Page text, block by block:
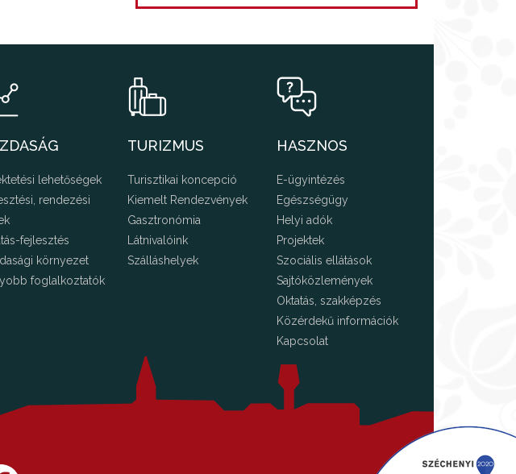
lehetőségek
rendezési
fejlesztés
környezet
foglalkoztatók
TURIZMUS
Turisztikai koncepció
Kiemelt Rendezvények
Gasztronómia
Látnivalóink
Szálláshelyek
HASZNOS
E-ügyintézés
Egészségügy
Helyi adók
Projektek
Szociális ellátások
Sajtóközlemények
Oktatás, szakképzés
Közérdekű információk
Kapcsolat